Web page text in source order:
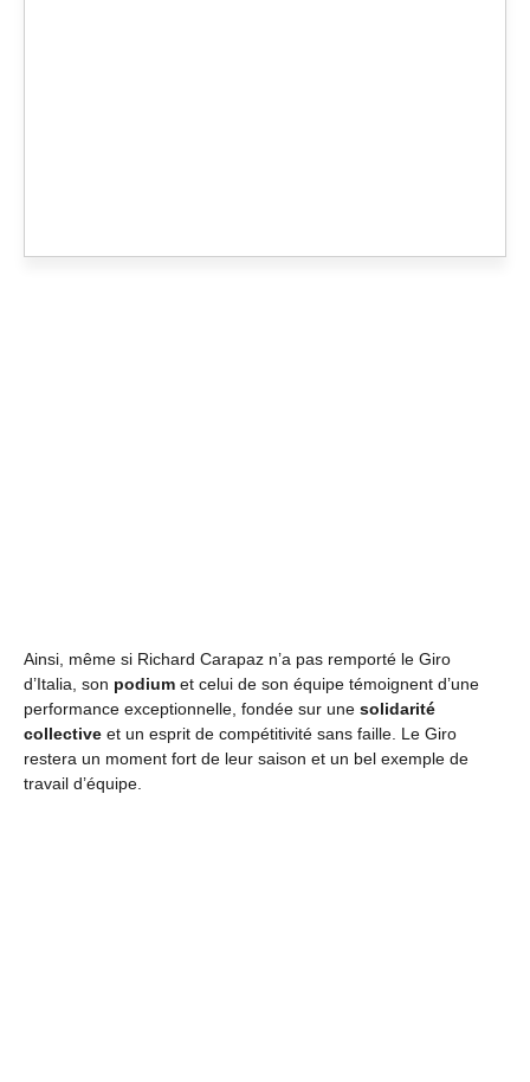
Ainsi, même si Richard Carapaz n’a pas remporté le Giro
d’Italia, son podium et celui de son équipe témoignent d’une
performance exceptionnelle, fondée sur une solidarité
collective et un esprit de compétitivité sans faille. Le Giro
restera un moment fort de leur saison et un bel exemple de
travail d’équipe.